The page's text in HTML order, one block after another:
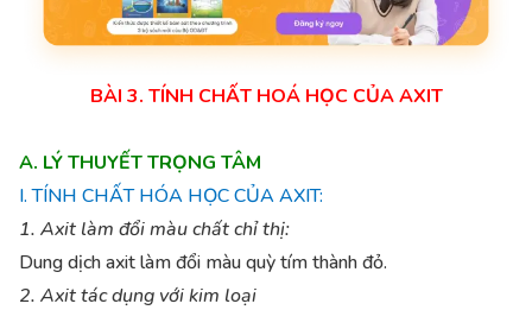
BÀI 3. TÍNH CHẤT HOÁ HỌC CỦA AXIT
A. LÝ THUYẾT TRỌNG TÂM
I. TÍNH CHẤT HÓA HỌC CỦA AXIT:
1. Axit làm đổi màu chất chỉ thị:
Dung dịch axit làm đổi màu quỳ tím thành đỏ.
2. Axit tác dụng với kim loại